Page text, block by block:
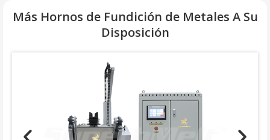
Más Hornos de Fundición de Metales A Su
Disposición